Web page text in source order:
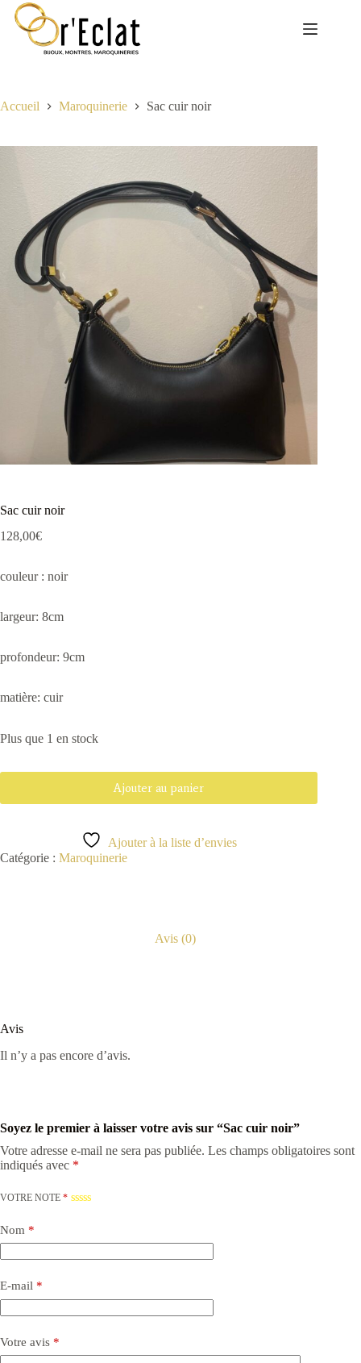
Passer
contenu
Accueil Maroquinerie Sac cuir noir
Sac cuir noir
128,00€
couleur : noir
largeur: 8cm
profondeur: 9cm
matière: cuir
Plus que 1 en stock
Ajouter au panier
Ajouter à la liste d’envies
Catégorie : Maroquinerie
Avis (0)
Avis
Il n’y a pas encore d’avis.
Soyez le premier à laisser votre avis sur “Sac cuir noir”
Votre adresse e-mail ne sera pas publiée. Les champs obligatoires sont
indiqués avec *
VOTRE NOTE *
Nom *
E-mail *
Votre avis *